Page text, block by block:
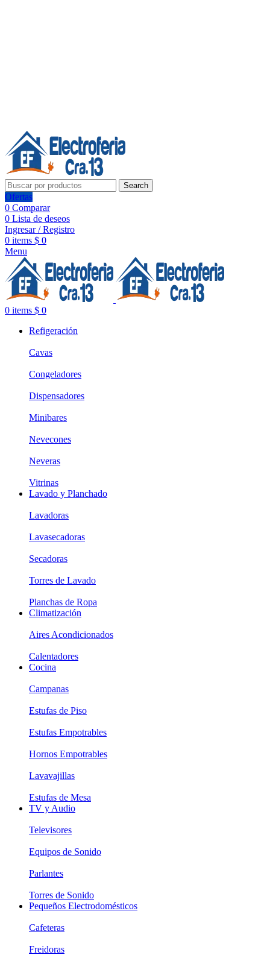
Search
Ofertas
0 Comparar
0 Lista de deseos
Ingresar / Registro
0 items $ 0
Menu
0 items $ 0
Refigeración
Cavas
Congeladores
Dispensadores
Minibares
Nevecones
Neveras
Vitrinas
Lavado y Planchado
Lavadoras
Lavasecadoras
Secadoras
Torres de Lavado
Planchas de Ropa
Climatización
Aires Acondicionados
Calentadores
Cocina
Campanas
Estufas de Piso
Estufas Empotrables
Hornos Empotrables
Lavavajillas
Estufas de Mesa
TV y Audio
Televisores
Equipos de Sonido
Parlantes
Torres de Sonido
Pequeños Electrodomésticos
Cafeteras
Freidoras